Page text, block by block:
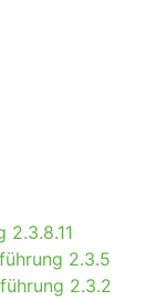
2.3.8.11
2.3.5
2.3.2